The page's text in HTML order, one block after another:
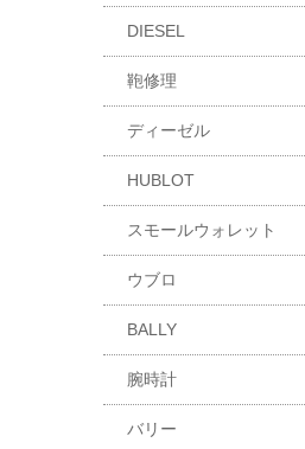
DIESEL
鞄修理
ディーゼル
HUBLOT
スモールウォレット
ウブロ
BALLY
腕時計
バリー